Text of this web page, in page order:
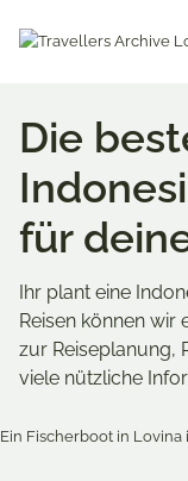
Die
für
Ihr plant eine
Reisen können wir
zur Reiseplanung,
viele nützliche